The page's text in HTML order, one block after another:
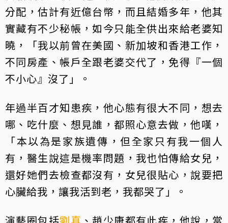
分配，估計有近億台幣，而且結婚多年，他其
實藏有不少秘帳，如今只能全供出來給老婆知
曉，「我以前曾在美國、新加坡和香港工作，
不同房產、帳戶全跟老婆交代了，免得『一個
不小心』沒了」。
年過半百才知患疾，他心態有很大不同，想去
哪、吃什麼、想見誰，都照心意去做，他嘆，
「本以為是家族遺傳，但全家只有我一個人
有，醫生說這是機率問題，我也怕傳給女兒，
還好她們去檢查都沒有，女兒很貼心，說要把
心臟給我，讓我活到老，我都哭了」。